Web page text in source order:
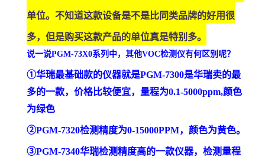
单位。不知道这款设备是不是比同类品牌的好用很
多，但是购买这款产品的单位真是特别多。
说一说PGM-73X0系列中，其他VOC检测仪有何区别呢？
①华瑞最基础款的仪器就是PGM-7300是华瑞卖的最
多的一款，价格比较便宜，量程为0.1-5000ppm,颜色
为绿色
②PGM-7320检测精度为0-15000PPM，颜色为黄色。
③PGM-7340华瑞检测精度高的一款仪器，检测量程